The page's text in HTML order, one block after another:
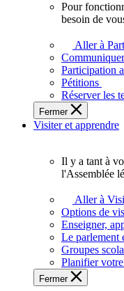
plein
potentiel,
l'Assemblée
a
besoin
de
Pour
besoin de
Aller à
Participation
Pétitions
Réserver les
Fermer
Visiter et apprendre
voir,
apprendre
et
à
Il y a tant à
l'Assemblée
Aller à
Options de
Enseigner,
Le parlement
Groupes
Planifier
Fermer